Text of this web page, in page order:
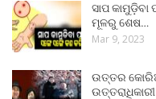
ସାପ
ମୂଳରୁ ଶେଷ…
Mar 9, 2023
ଉତ୍ତର